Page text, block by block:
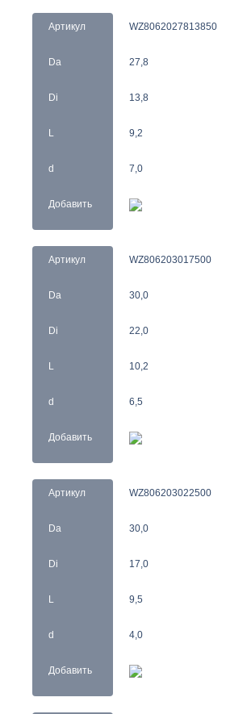
Артикул
Da
Di
L
d
Добавить
WZ8062027813850
27,8
13,8
9,2
7,0
Артикул
Da
Di
L
d
Добавить
WZ806203017500
30,0
22,0
10,2
6,5
Артикул
Da
Di
L
d
Добавить
WZ806203022500
30,0
17,0
9,5
4,0